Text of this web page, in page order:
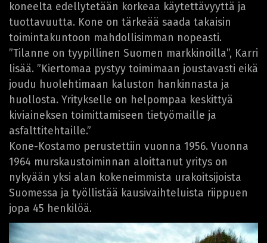
koneelta edellytetään korkeaa käytettävyyttä ja
tuottavuutta. Kone on tärkeää saada takaisin
toimintakuntoon mahdollisimman nopeasti.
”Tilanne on tyypillinen Suomen markkinoilla”, Karri
lisää. ”Kiertomaa pystyy toimimaan joustavasti eikä
joudu huolehtimaan kaluston hankinnasta ja
huollosta. Yritykselle on helpompaa keskittyä
kiviaineksen toimittamiseen tietyömaille ja
asfalttitehtaille.”
Kone-Kostamo perustettiin vuonna 1956. Vuonna
1964 murskaustoiminnan aloittanut yritys on
nykyään yksi alan kokeneimmista urakoitsijoista
Suomessa ja työllistää kausivaihteluista riippuen
jopa 45 henkilöä.